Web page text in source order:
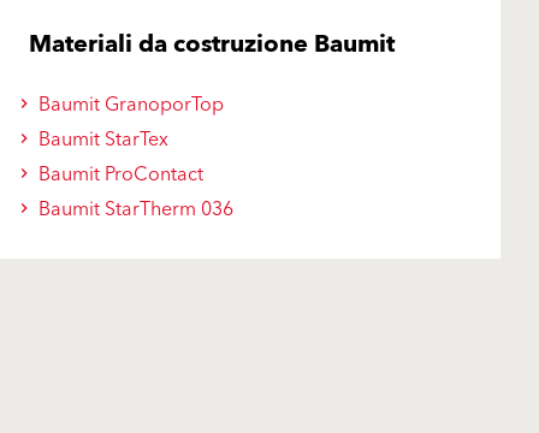
Materiali da costruzione Baumit
Baumit GranoporTop
Baumit StarTex
Baumit ProContact
Baumit StarTherm 036